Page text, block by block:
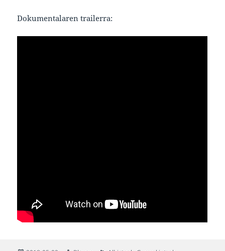
Dokumentalaren trailerra: